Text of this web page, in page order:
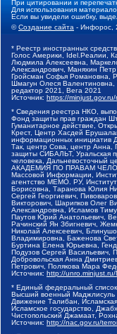
При цитировании и
Для использования
Если вы увидели ошибку,
©Создание сайта - Инфорос,
* Реестр иностранных
Голос Америки, Idel.Реалии,
Людмила Алексеевна,
Александрович, Маняхин
Гройсман Софья Романовна,
Шмагун Олеся Валентиновна,
редактор 2021, Вега 2021
Источник: https://
* Сведения реестра НКО,
Фонд защиты прав граждан
Гуманитарное действие,
Крест, Центр Хасдей
информационных инициатив
Так, центр Сова, центр Анна,
защиты СИБАЛЬТ, Уральская
человека, Дальневосточный
АКАДЕМИЯ ПО ПРАВАМ
Массовой Информации,
агентство МЕМО. РУ,
Борисовна, Таранова Юлия
Сергей Георгиевич,
Викторович, Шарипков Олег
Александровна, Исламов
Паутов Юрий Анатольевич,
Рачинский Ян Збигневич,
Николай Алексеевич,
Владимировна, Баженова
Буртина Елена Юрьевна,
Подузов Сергей Васильевич,
Добровольская Анна
Петрович, Полякова Мара
Источник: http://
* Единый федеральный
Высший военный Маджлисуль
Движение Талибан,
Исламское государство,
Чистопольский Джамаат,
Источник: http://nac.gov.ru/